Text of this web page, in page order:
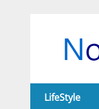
LifeStyle